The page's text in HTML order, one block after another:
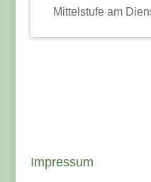
Mittelstufe am
Impressum